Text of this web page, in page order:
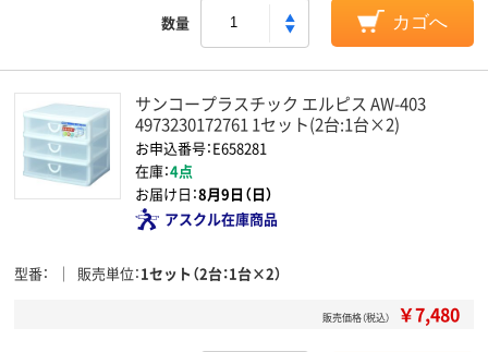
数量 カゴへ
サンコープラスチック エルピス AW-403
4973230172761 1セット(2台:1台×2)
お申込番号：E658281
在庫：4点
お届け日：8月9日（日）
アスクル在庫商品
型番 販売単位 1セット（2台：1台×2）
販売価格（税込） ￥7,480